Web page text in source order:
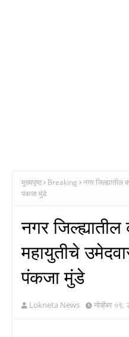
मुख्यपृष्ठ Breaking
नगर जिल्ह्यातील
पंकजा मुंडे
नगर
महायुतीचे
पंकजा मुंडे
Lokneta News नोव्हेंबर ०९,